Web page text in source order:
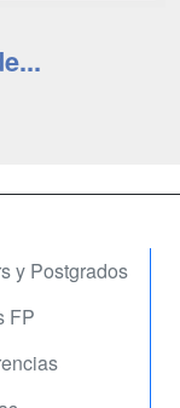
y Postgrados
FP